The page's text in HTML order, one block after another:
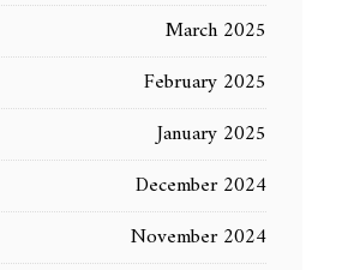
March 2025
February 2025
January 2025
December 2024
November 2024